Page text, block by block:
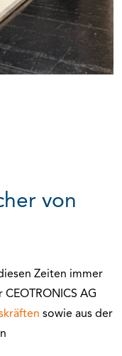
von
Zeiten immer
AG
sowie aus der